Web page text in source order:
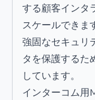
する顧客インタ
スケールできま
強固なセキュリ
タを保護するた
しています。
インターコム用